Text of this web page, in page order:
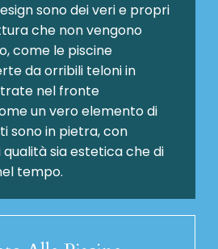
sono dei veri e propri
che non vengono
come le piscine
da orribili teloni in
nel fronte
un vero elemento di
sono in pietra, con
sia estetica che di
tempo.